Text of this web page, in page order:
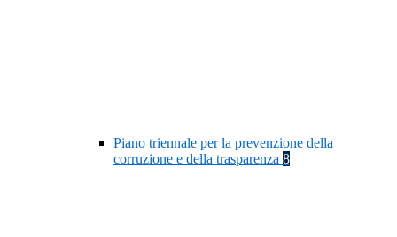
Piano triennale per la prevenzione della
corruzione e della trasparenza 8